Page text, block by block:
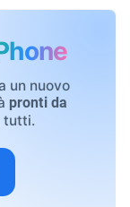
un nuovo
pronti da
tutti.